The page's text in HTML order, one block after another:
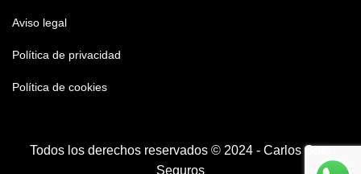
Aviso legal
Política de privacidad
Política de cookies
Todos los derechos reservados © 2024 - Carlos Soto
Seguros